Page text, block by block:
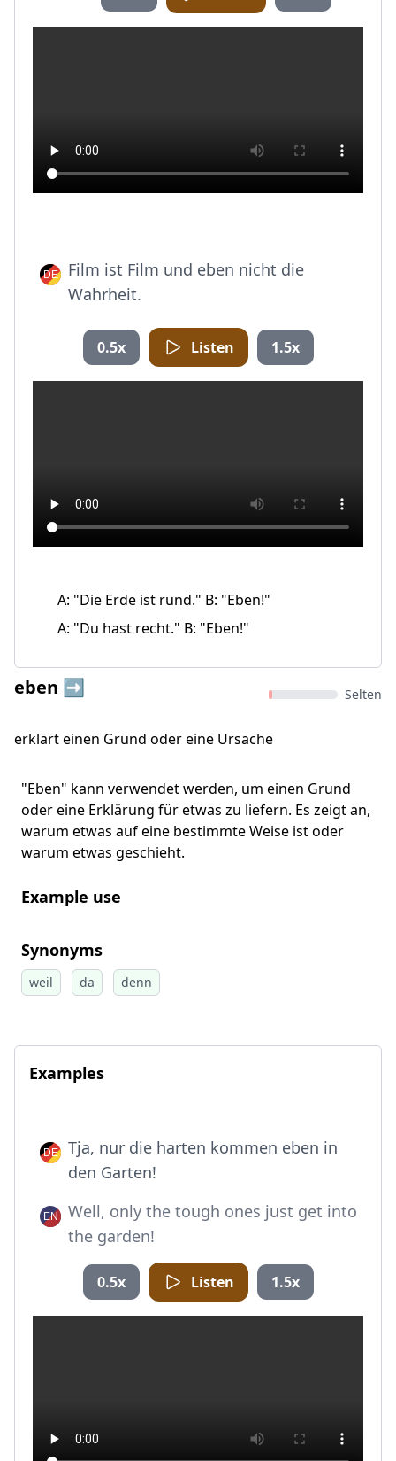
Film ist Film und eben nicht die
Wahrheit.
0.5x Listen 1.5x
A: "Die Erde ist rund." B: "Eben!"
A: "Du hast recht." B: "Eben!"
eben ➡️ Selten
erklärt einen Grund oder eine Ursache
"Eben" kann verwendet werden, um einen Grund
oder eine Erklärung für etwas zu liefern. Es zeigt an,
warum etwas auf eine bestimmte Weise ist oder
warum etwas geschieht.
Example use
Synonyms
weil da denn
Examples
Tja, nur die harten kommen eben in
den Garten!
Well, only the tough ones just get into
the garden!
0.5x Listen 1.5x